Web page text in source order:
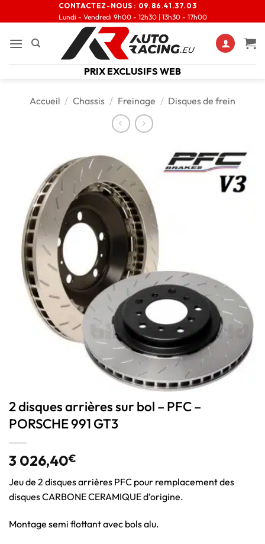
CONTACTEZ-NOUS : 09.86.41.37.03
Lundi - Vendredi 9h00 - 12h30 | 13h30 - 17h00
PRIX EXCLUSIFS WEB
Accueil / Chassis / Freinage / Disques de frein
2 disques arrières sur bol – PFC –
PORSCHE 991 GT3
3 026,40€
Jeu de 2 disques arrières PFC pour remplacement des
disques CARBONE CERAMIQUE d’origine.
Montage semi flottant avec bols alu.